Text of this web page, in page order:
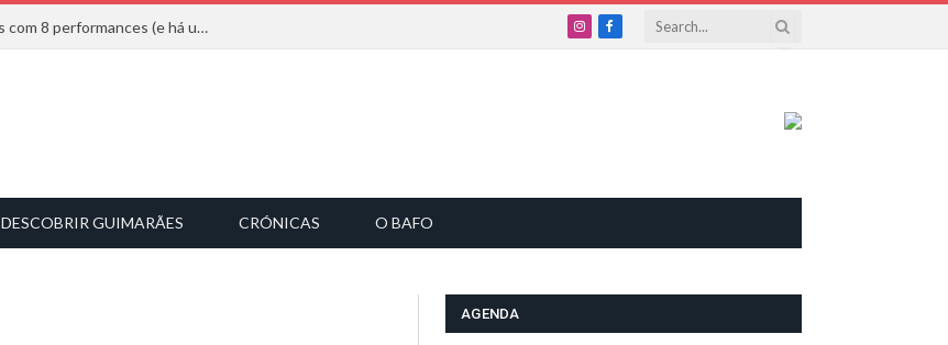
Mucho Flow alarga leque de convidados com 8 performances (e há uma saída)
InstagramFacebook
DESCOBRIR GUIMARÃES CRÓNICAS O BAFO
AGENDA